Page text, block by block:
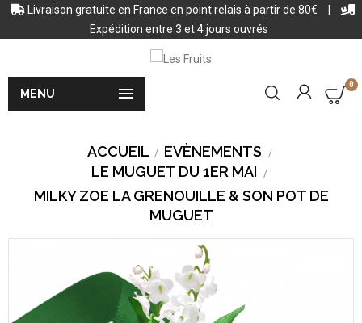
Livraison gratuite en France en point relais à partir de 80€
Expédition entre 3 et 4 jours ouvrés

MENU
0
ACCUEIL
EVÈNEMENTS
LE MUGUET DU 1ER MAI
MILKY ZOE LA GRENOUILLE & SON POT DE
MUGUET